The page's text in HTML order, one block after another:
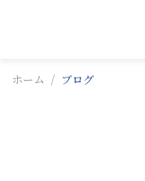
ホーム / ブログ